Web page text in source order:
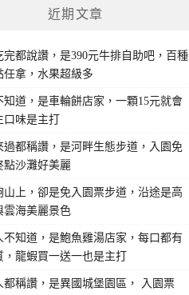
近期文章
完都說讚，是390元牛排自助吧，百種
任拿，水果超級多
知道，是車輪餅店家，一顆15元就會
味是主打
過都稱讚，是河畔生態步道，入園免
點沙灘好美麗
山上，卻是免入園票步道，沿途是高
雲海美麗景色
不知道，是鮑魚雞湯店家，每口都有
龍蝦買一送一也是主打
都稱讚，是異國城堡園區， 入園票